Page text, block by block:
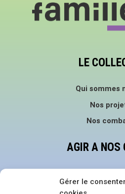
Gérer le
LE
Qui sommes
Nos
Nos
AGIR A NOS
Devenir